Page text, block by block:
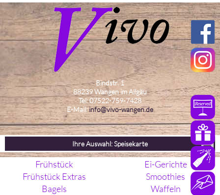
Bindstr. 1
88239 Wangen im Allgäu
Tel: 07522-759-7428
E-Mail:info@vivo-wangen.de
Ihre Auswahl: Speisekarte
Frühstück
Ei-Gerichte
Frühstück Extras
Smoothies
Bagels
Waffeln